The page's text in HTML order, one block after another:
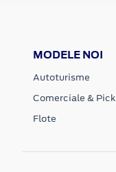
MODELE NOI
Autoturisme
Comerciale &
Flote